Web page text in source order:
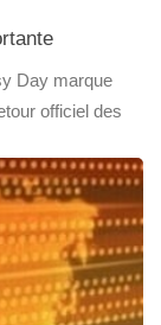
Day marque
officiel des